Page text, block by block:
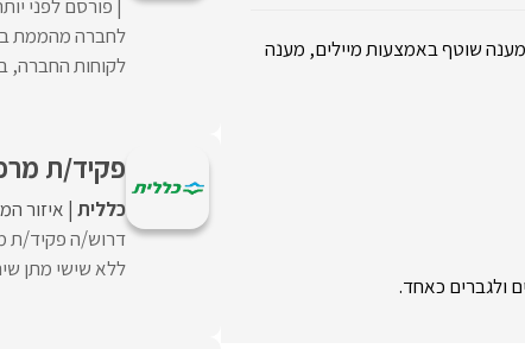
מענה שוטף באמצעות מיילים, מענה
פורסם לפני
לחברה מהממת
לקוחות החברה,
פקיד/ת
כללית איזור
ללא שישי מתן